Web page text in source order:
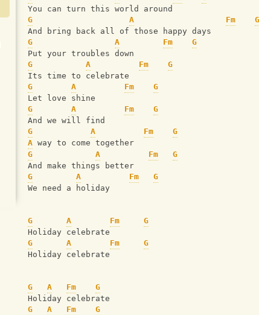
You can turn this world around
G
A Fm
G
And bring back all of those happy days
G
A Fm
G
Put your troubles down
G
A Fm
G
Its time to celebrate
G
A Fm
G
Let love shine
G
A Fm
G
And we will find
G
A Fm
G
A way to come together
G
A Fm
G
And make things better
G
A Fm
G
We need a holiday
G A Fm
G
Holiday celebrate
G
A Fm
G
Holiday celebrate
G A Fm
G
Holiday celebrate
G
A Fm
G